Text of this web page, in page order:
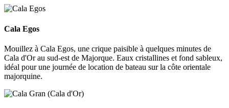
Cala Egos
Cala Egos
Mouillez à Cala Egos, une crique paisible à quelques minutes de
Cala d'Or au sud-est de Majorque. Eaux cristallines et fond sableux,
idéal pour une journée de location de bateau sur la côte orientale
majorquine.
Cala Gran (Cala d'Or)